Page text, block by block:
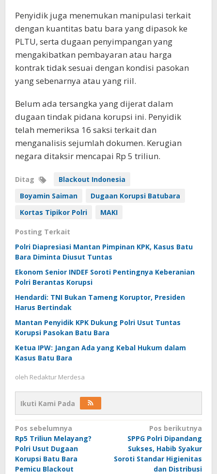
Penyidik juga menemukan manipulasi terkait
dengan kuantitas batu bara yang dipasok ke
PLTU, serta dugaan penyimpangan yang
mengakibatkan pembayaran atau harga
kontrak tidak sesuai dengan kondisi pasokan
yang sebenarnya atau yang riil.
Belum ada tersangka yang dijerat dalam
dugaan tindak pidana korupsi ini. Penyidik
telah memeriksa 16 saksi terkait dan
menganalisis sejumlah dokumen. Kerugian
negara ditaksir mencapai Rp 5 triliun.
Ditag
Blackout Indonesia
Boyamin Saiman
Dugaan Korupsi Batubara
Kortas Tipikor Polri
MAKI
Posting Terkait
Polri Diapresiasi Mantan Pimpinan KPK, Kasus Batu
Bara Diminta Diusut Tuntas
Ekonom Senior INDEF Soroti Pentingnya Keberanian
Polri Berantas Korupsi
Hendardi: TNI Bukan Tameng Koruptor, Presiden
Harus Bertindak
Mantan Penyidik KPK Dukung Polri Usut Tuntas
Korupsi Pasokan Batu Bara
Ketua IPW: Jangan Ada yang Kebal Hukum dalam
Kasus Batu Bara
oleh Redaktur Merdesa
Ikuti Kami Pada
Navigasi
pos
Pos sebelumnya
Rp5 Triliun Melayang?
Polri Usut Dugaan
Korupsi Batu Bara
Pemicu Blackout
Pos berikutnya
SPPG Polri Dipandang
Sukses, Habib Syakur
Soroti Standar Higienitas
dan Distribusi